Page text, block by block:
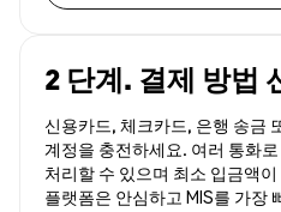
2 단계. 결제 방법
신용카드, 체크카드, 은행 송금
계정을 충전하세요. 여러 통화
처리할 수 있으며 최소 입금액
플랫폼은 안심하고 MIS를 가장